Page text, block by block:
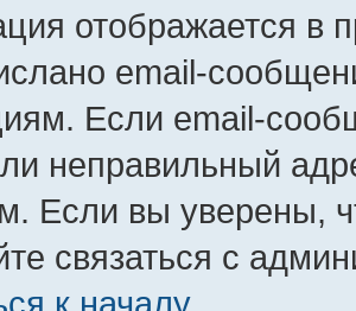
отображается в
email-
Если email-
неправильный
Если вы уверены,
связаться с
к началу